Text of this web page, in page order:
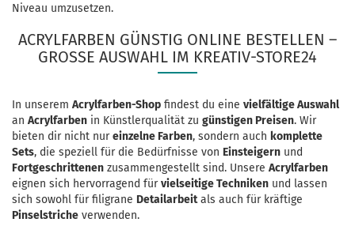
Niveau umzusetzen.
ACRYLFARBEN GÜNSTIG ONLINE BESTELLEN –
GROSSE AUSWAHL IM KREATIV-STORE24
In unserem Acrylfarben-Shop findest du eine vielfältige Auswahl
an Acrylfarben in Künstlerqualität zu günstigen Preisen. Wir
bieten dir nicht nureinzelne Farben, sondern auch komplette
Sets, die speziell für die Bedürfnisse von Einsteigern und
Fortgeschrittenen zusammengestellt sind. Unsere Acrylfarben
eignen sich hervorragend fürvielseitige Techniken und lassen
sich sowohl für filigrane Detailarbeitals auch für kräftige
Pinselstriche verwenden.